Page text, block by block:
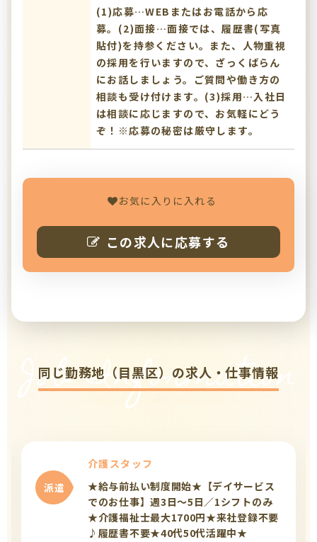
(1)応募…WEBまたはお電話から応
募。(2)面接…面接では、履歴書(写真
貼付)を持参ください。また、人物重視
の採用を行いますので、ざっくばらん
にお話しましょう。ご質問や働き方の
相談も受け付けます。(3)採用…入社日
は相談に応じますので、お気軽にどう
ぞ！※応募の秘密は厳守します。
お気に入りに入れる
この求人に応募する
Job Information
同じ勤務地（目黒区）の求人・仕事情報
派遣
介護スタッフ
★給与前払い制度開始★【デイサービス
でのお仕事】週3日～5日／1シフトのみ
★介護福祉士最大1700円★来社登録不要
♪履歴書不要★40代50代活躍中★